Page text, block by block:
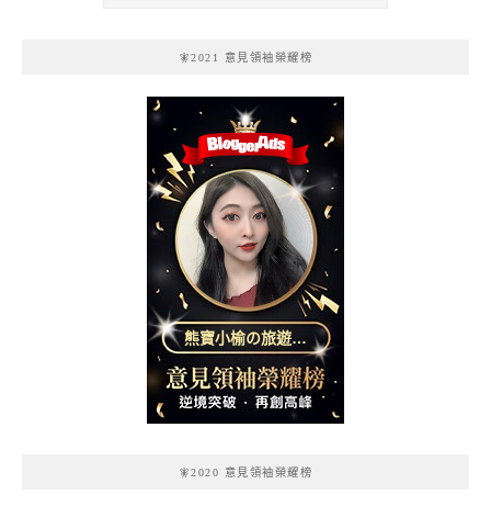
🧚2021 意見領袖榮耀榜
熊寶小榆の旅遊日
記
🧚2020 意見領袖榮耀榜